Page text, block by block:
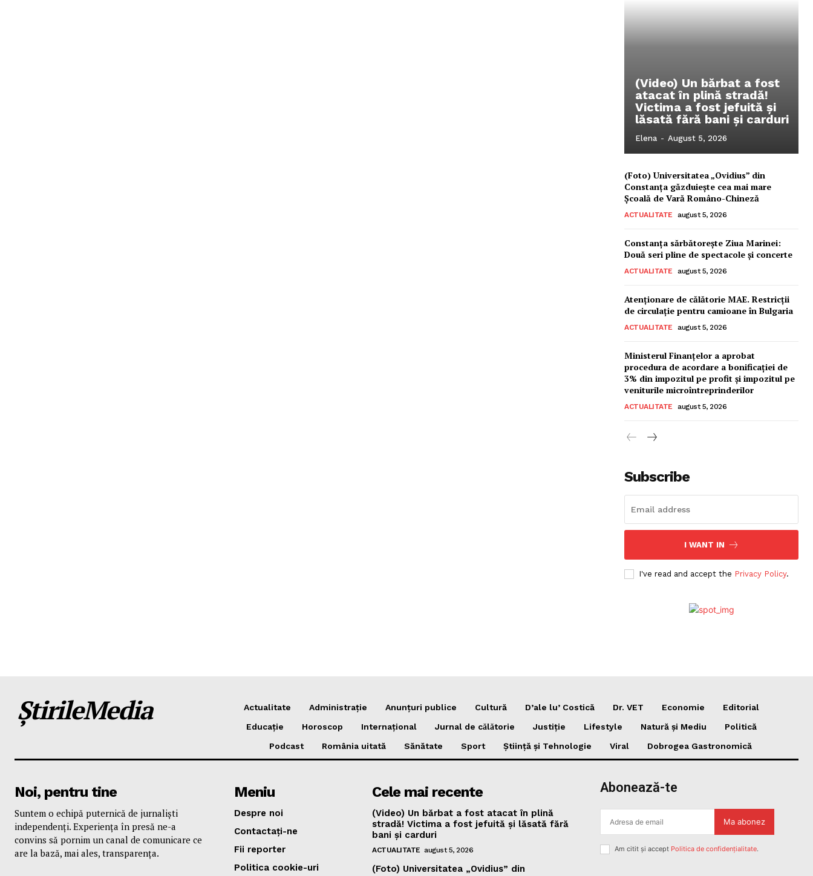
(Video) Un bărbat a fost
atacat în plină stradă!
Victima a fost jefuită și
lăsată fără bani și carduri
Elena - August 5, 2026
(Foto) Universitatea „Ovidius” din
Constanța găzduiește cea mai mare
Școală de Vară Româno-Chineză
ACTUALITATE august 5, 2026
Constanța sărbătorește Ziua Marinei:
Două seri pline de spectacole și concerte
ACTUALITATE august 5, 2026
Atenționare de călătorie MAE. Restricții
de circulație pentru camioane în Bulgaria
ACTUALITATE august 5, 2026
Ministerul Finanțelor a aprobat
procedura de acordare a bonificației de
3% din impozitul pe profit și impozitul pe
veniturile microîntreprinderilor
ACTUALITATE august 5, 2026
Subscribe
I WANT IN
I've read and accept the Privacy Policy.
ȘtirileMedia Actualitate Administrație Anunțuri publice Cultură D’ale lu’ Costică Dr. VET Economie
Editorial
Educație
Horoscop Internațional Jurnal de cǎlǎtorie Justiție Lifestyle Natură și Mediu
Politică
Podcast
România uitată Sănătate Sport Știință și Tehnologie Viral Dobrogea Gastronomică
Noi, pentru tine
Suntem o echipă puternică de jurnaliști
independenți. Experiența în presă ne-a
convins să pornim un canal de comunicare ce
are la bază, mai ales, transparența.
Meniu
Despre noi
Contactați-ne
Fii reporter
Politica cookie-uri
Cele mai recente
(Video) Un bărbat a fost atacat în plină
stradă! Victima a fost jefuită și lăsată fără
bani și carduri
ACTUALITATE august 5, 2026
(Foto) Universitatea „Ovidius” din
Abonează-te
Ma abonez
Am citit și accept Politica de confidențialitate.